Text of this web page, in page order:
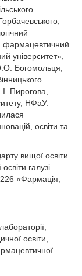
фармацевтичний
університет»,
Богомольця,
Пирогова,
НФаУ.
освіти та
вищої освіти
галузі
«Фармація,
освіти,